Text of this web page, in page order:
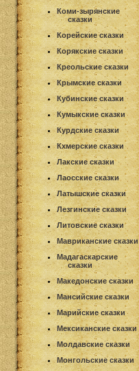
Коми-зырянские
сказки
Корейские сказки
Корякские сказки
Креольские сказки
Крымские сказки
Кубинские сказки
Кумыкские сказки
Курдские сказки
Кхмерские сказки
Лакские сказки
Лаосские сказки
Латышские сказки
Лезгинские сказки
Литовские сказки
Мавриканские сказки
Мадагаскарские
сказки
Македонские сказки
Мансийские сказки
Марийские сказки
Мексиканские сказки
Молдавские сказки
Монгольские сказки